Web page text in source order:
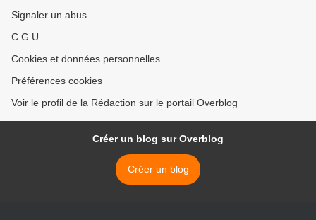
Signaler un abus
C.G.U.
Cookies et données personnelles
Préférences cookies
Voir le profil de la Rédaction sur le portail Overblog
Créer un blog sur Overblog
Créer un blog